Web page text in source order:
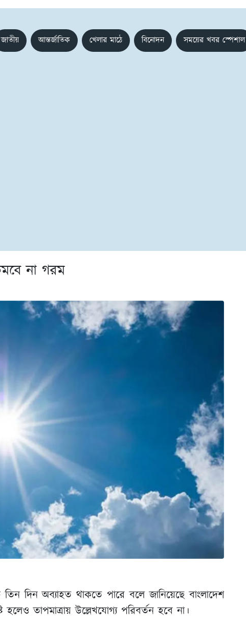
জাতীয় আন্তর্জাতিক খেলার মাঠে বিনোদন সময়ের খবর স্পেশাল
না গরম
দিন অব্যাহত থাকতে পারে বলে জানিয়েছে বাংলাদেশ
তাপমাত্রায় উল্লেখযোগ্য পরিবর্তন হবে না।